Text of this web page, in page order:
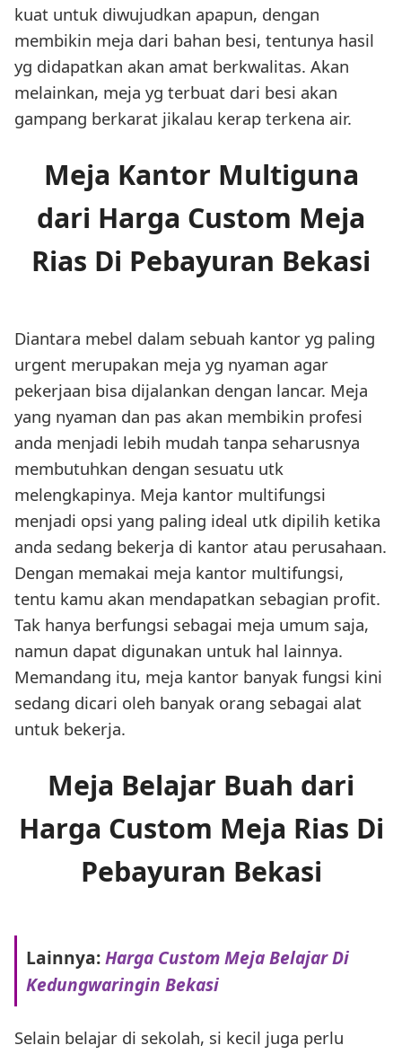
kuat untuk diwujudkan apapun, dengan
membikin meja dari bahan besi, tentunya hasil
yg didapatkan akan amat berkwalitas. Akan
melainkan, meja yg terbuat dari besi akan
gampang berkarat jikalau kerap terkena air.
Meja Kantor Multiguna
dari Harga Custom Meja
Rias Di Pebayuran Bekasi
Diantara mebel dalam sebuah kantor yg paling
urgent merupakan meja yg nyaman agar
pekerjaan bisa dijalankan dengan lancar. Meja
yang nyaman dan pas akan membikin profesi
anda menjadi lebih mudah tanpa seharusnya
membutuhkan dengan sesuatu utk
melengkapinya. Meja kantor multifungsi
menjadi opsi yang paling ideal utk dipilih ketika
anda sedang bekerja di kantor atau perusahaan.
Dengan memakai meja kantor multifungsi,
tentu kamu akan mendapatkan sebagian profit.
Tak hanya berfungsi sebagai meja umum saja,
namun dapat digunakan untuk hal lainnya.
Memandang itu, meja kantor banyak fungsi kini
sedang dicari oleh banyak orang sebagai alat
untuk bekerja.
Meja Belajar Buah dari
Harga Custom Meja Rias Di
Pebayuran Bekasi
Lainnya:Harga Custom Meja Belajar Di
Kedungwaringin Bekasi
Selain belajar di sekolah, si kecil juga perlu